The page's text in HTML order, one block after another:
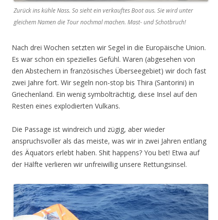
Zurück ins kühle Nass. So sieht ein verkauftes Boot aus. Sie wird unter
gleichem Namen die Tour nochmal machen. Mast- und Schotbruch!
Nach drei Wochen setzten wir Segel in die Europäische Union.
Es war schon ein spezielles Gefühl. Waren (abgesehen von
den Abstechern in französisches Überseegebiet) wir doch fast
zwei Jahre fort. Wir segeln non-stop bis Thira (Santorini) in
Griechenland. Ein wenig symbolträchtig, diese Insel auf den
Resten eines explodierten Vulkans.
Die Passage ist windreich und zügig, aber wieder
anspruchsvoller als das meiste, was wir in zwei Jahren entlang
des Äquators erlebt haben. Shit happens? You bet! Etwa auf
der Hälfte verlieren wir unfreiwillig unsere Rettungsinsel.